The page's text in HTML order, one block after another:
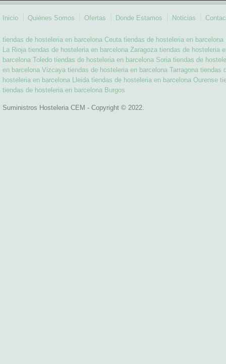
Inicio Quiénes Somos Ofertas Donde Estamos Noticias
tiendas de hosteleria en barcelona Ceuta tiendas de hosteleria en barcelona
La Rioja tiendas de hosteleria en barcelona Zaragoza tiendas de hosteleria
barcelona Toledo tiendas de hosteleria en barcelona Soria tiendas de
en barcelona Vizcaya tiendas de hosteleria en barcelona Tarragona tiendas
hosteleria en barcelona Lleida tiendas de hosteleria en barcelona Ourense
tiendas de hosteleria en barcelona Burgos
Suministros Hosteleria CEM - Copyright © 2022.